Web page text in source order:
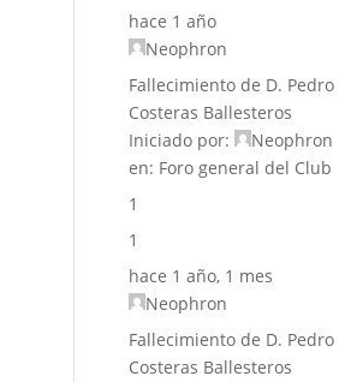
hace 1 año
Neophron
Fallecimiento de D. Pedro
Costeras Ballesteros
Iniciado por:
Neophron
en: Foro general del Club
1
1
hace 1 año, 1 mes
Neophron
Fallecimiento de D. Pedro
Costeras Ballesteros